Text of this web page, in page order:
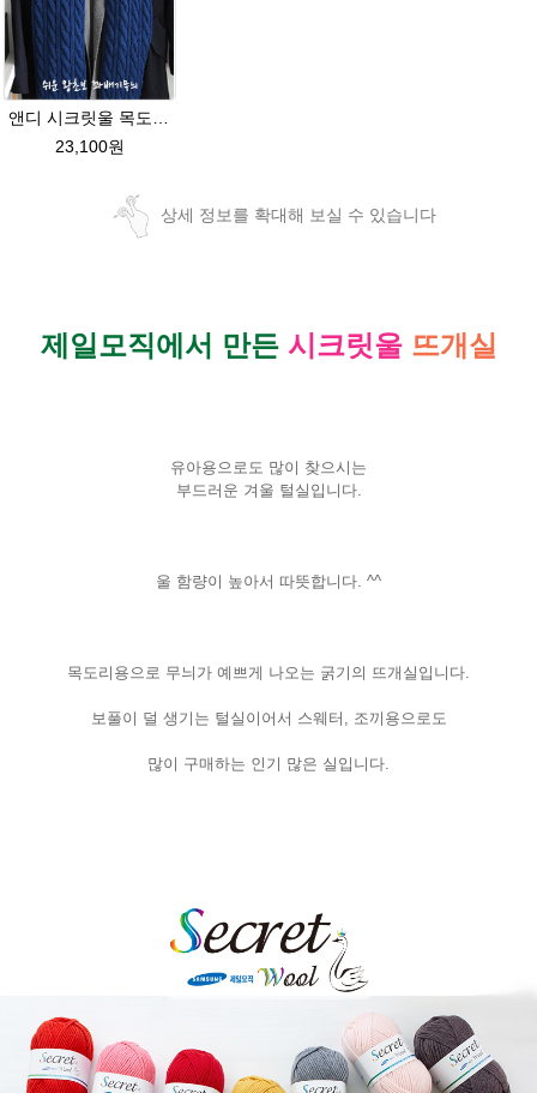
23,100원
상세 정보를 확대해 보실 수 있습니다
제일모직에서 만든 시크릿울 뜨개실
유아용으로도 많이 찾으시는
부드러운 겨울 털실입니다.
울 함량이 높아서 따뜻합니다. ^^
목도리용으로 무늬가 예쁘게 나오는 굵기의 뜨개실입니다.
보풀이 덜 생기는 털실이어서 스웨터, 조끼용으로도
많이 구매하는 인기 많은 실입니다.